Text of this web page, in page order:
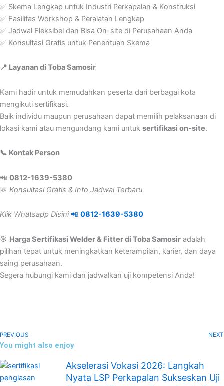
✅ Skema Lengkap untuk Industri Perkapalan & Konstruksi
✅ Fasilitas Workshop & Peralatan Lengkap
✅ Jadwal Fleksibel dan Bisa On-site di Perusahaan Anda
✅ Konsultasi Gratis untuk Penentuan Skema
📍 Layanan di Toba Samosir
Kami hadir untuk memudahkan peserta dari berbagai kota
mengikuti sertifikasi.
Baik individu maupun perusahaan dapat memilih pelaksanaan di
lokasi kami atau mengundang kami untuk sertifikasi on-site.
📞 Kontak Person
📲 0812-1639-5380
💬 Konsultasi Gratis & Info Jadwal Terbaru
Klik Whatsapp Disini 📲 0812-1639-5380
🎯 Harga Sertifikasi Welder & Fitter di Toba Samosir adalah
pilihan tepat untuk meningkatkan keterampilan, karier, dan daya
saing perusahaan.
Segera hubungi kami dan jadwalkan uji kompetensi Anda!
PREVIOUS NEXT
You might also enjoy
Akselerasi Vokasi 2026: Langkah
Nyata LSP Perkapalan Sukseskan Uji